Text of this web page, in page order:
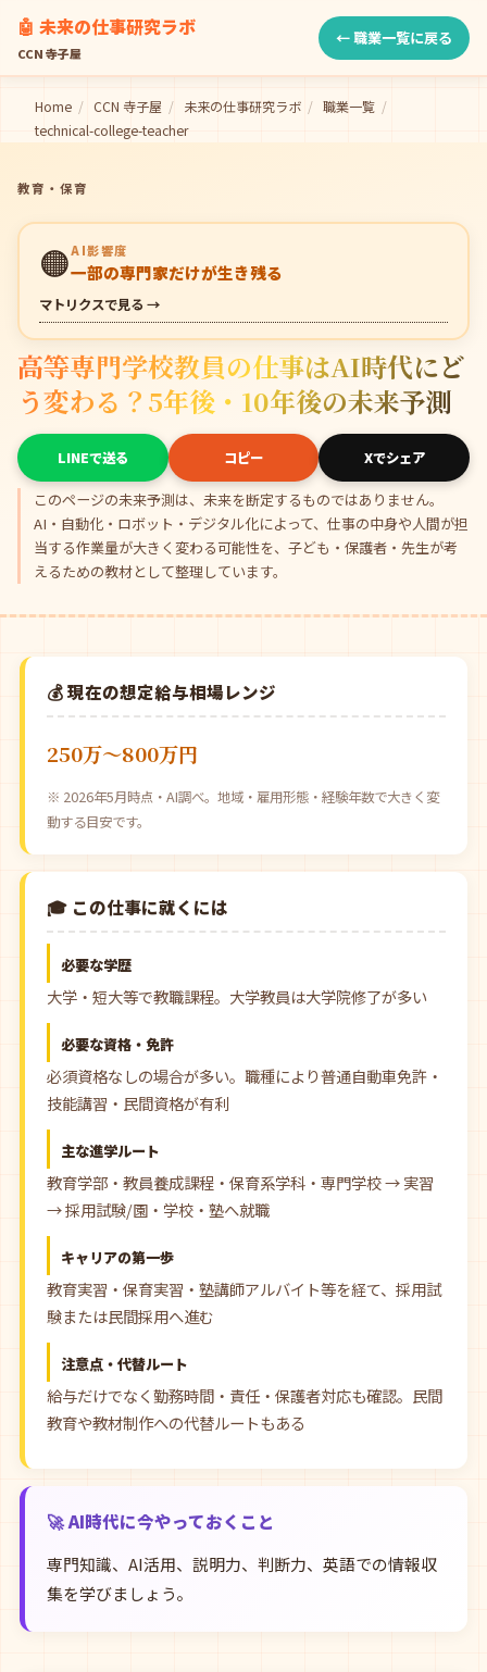
🤖 未来の仕事研究ラボ
CCN 寺子屋
← 職業一覧に戻る
Home / CCN 寺子屋 / 未来の仕事研究ラボ / 職業一覧 /
technical-college-teacher
教育・保育
🟠AI影響度
一部の専門家だけが生き残る
マトリクスで見る →
高等専門学校教員の仕事はAI時代にど
う変わる？5年後・10年後の未来予測
LINEで送る コピー Xでシェア
このページの未来予測は、未来を断定するものではありません。
AI・自動化・ロボット・デジタル化によって、仕事の中身や人間が担
当する作業量が大きく変わる可能性を、子ども・保護者・先生が考
えるための教材として整理しています。
💰 現在の想定給与相場レンジ
250万〜800万円
※ 2026年5月時点・AI調べ。地域・雇用形態・経験年数で大きく変
動する目安です。
🎓 この仕事に就くには
必要な学歴
大学・短大等で教職課程。大学教員は大学院修了が多い
必要な資格・免許
必須資格なしの場合が多い。職種により普通自動車免許・
技能講習・民間資格が有利
主な進学ルート
教育学部・教員養成課程・保育系学科・専門学校 → 実習
→ 採用試験/園・学校・塾へ就職
キャリアの第一歩
教育実習・保育実習・塾講師アルバイト等を経て、採用試
験または民間採用へ進む
注意点・代替ルート
給与だけでなく勤務時間・責任・保護者対応も確認。民間
教育や教材制作への代替ルートもある
🚀 AI時代に今やっておくこと
専門知識、AI活用、説明力、判断力、英語での情報収
集を学びましょう。